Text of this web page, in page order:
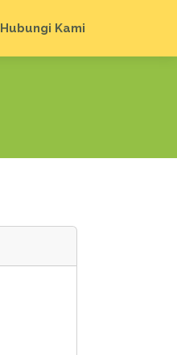
Hubungi Kami